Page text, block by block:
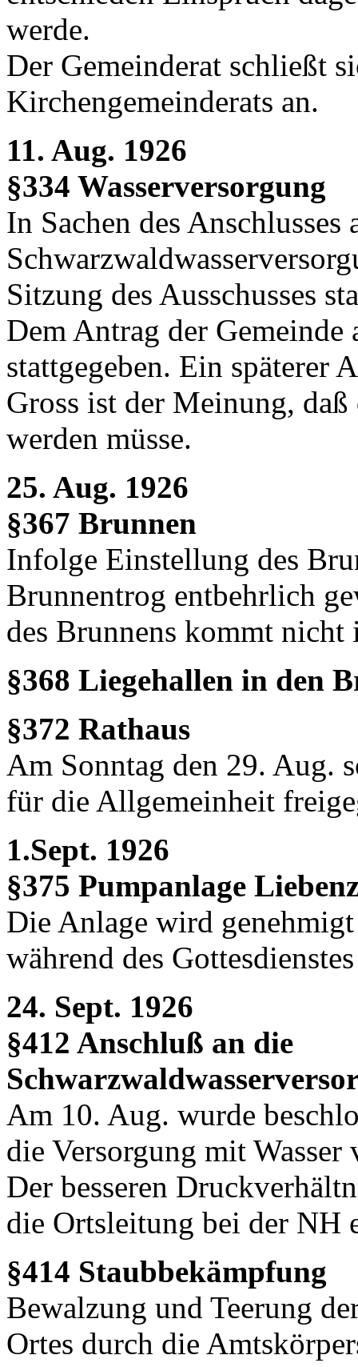
werde.
Der Gemeinderat schließt
Kirchengemeinderats an.
11. Aug. 1926
§334 Wasserversorgung
In Sachen des Anschlusses
Sitzung des Ausschusses
Dem Antrag der
stattgegeben. Ein späterer
Gross ist der Meinung, daß
werden müsse.
25. Aug. 1926
§367 Brunnen
Infolge Einstellung des
Brunnentrog entbehrlich
des Brunnens kommt nicht
§368 Liegehallen in den
§372 Rathaus
Am Sonntag den 29. Aug.
für die Allgemeinheit
1.Sept. 1926
§375 Pumpanlage
Die Anlage wird
während des
24. Sept. 1926
§412 Anschluß an die
Am 10. Aug. wurde
die Versorgung mit
Der besseren
die Ortsleitung bei der NH
§414 Staubbekämpfung
Bewalzung und Teerung
Ortes durch die